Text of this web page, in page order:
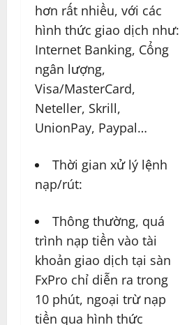
hơn rất nhiều, với các
hình thức giao dịch như:
Internet Banking, Cổng
ngân lượng,
Visa/MasterCard,
Neteller, Skrill,
UnionPay, Paypal…
Thời gian xử lý lệnh
nạp/rút:
Thông thường, quá
trình nạp tiền vào tài
khoản giao dịch tại sàn
FxPro chỉ diễn ra trong
10 phút, ngoại trừ nạp
tiền qua hình thức